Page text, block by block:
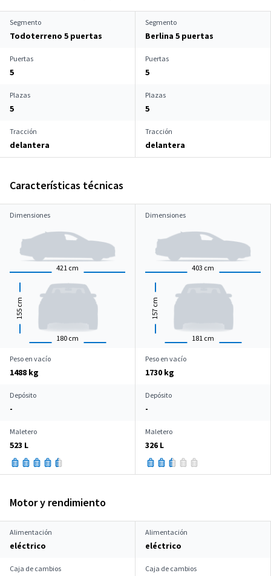
Segmento
Todoterreno 5 puertas
Segmento
Berlina 5 puertas
Puertas
5
Puertas
5
Plazas
5
Plazas
5
Tracción
delantera
Tracción
delantera
Características técnicas
Dimensiones
421 cm
180 cm
155
cm
Dimensiones
403 cm
181 cm
157
cm
Peso en vacío
1488 kg
Peso en vacío
1730 kg
Depósito
-
Depósito
-
Maletero
523 L
Maletero
326 L
Motor y rendimiento
Alimentación
eléctrico
Alimentación
eléctrico
Caja de cambios Caja de cambios